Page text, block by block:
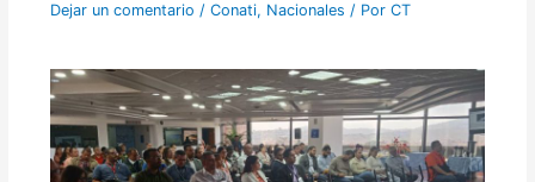
Dejar un comentario / Conati, Nacionales / Por CT